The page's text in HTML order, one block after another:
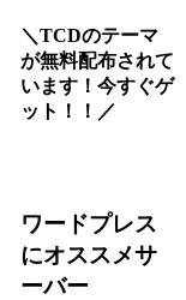
＼TCDのテーマ
が無料配布されて
います！今すぐゲ
ット！！／
ワードプレス
にオススメサ
ーバー